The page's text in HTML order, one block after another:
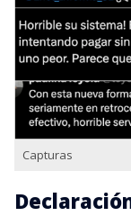
Capturas